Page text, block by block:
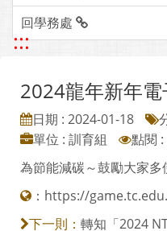
回學務處
:::
2024龍年新年
日期 : 2024-01-18
單位 : 訓育組
點閱 :
為節能減碳～鼓勵大家多
： https://
下一則： 轉知「2024